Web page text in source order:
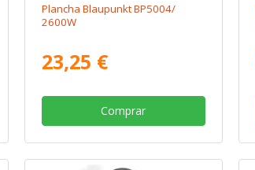
Plancha Blaupunkt BP5004/
2600W
23,25 €
Comprar